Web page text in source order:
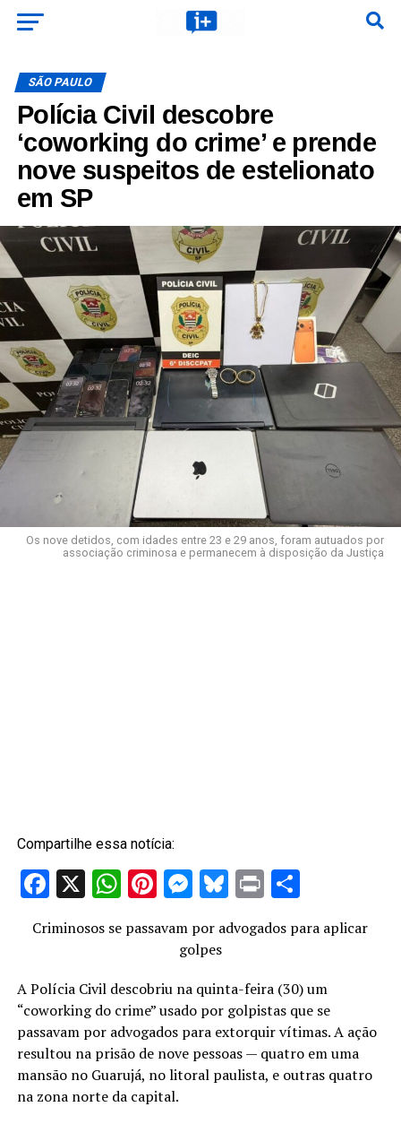
SÃO PAULO
Polícia Civil descobre
‘coworking do crime’ e prende
nove suspeitos de estelionato
em SP
Os nove detidos, com idades entre 23 e 29 anos, foram autuados por
associação criminosa e permanecem à disposição da Justiça
Compartilhe essa notícia:
Facebook
X WhatsApp
Pinterest
Messenger
Bluesky
PrintShare
Criminosos se passavam por advogados para aplicar
golpes
A Polícia Civil descobriu na quinta-feira (30) um
“coworking do crime” usado por golpistas que se
passavam por advogados para extorquir vítimas. A ação
resultou na prisão de nove pessoas — quatro em uma
mansão no Guarujá, no litoral paulista, e outras quatro
na zona norte da capital.